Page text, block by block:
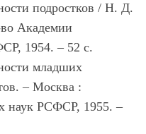
подростков / Н. Д.
Академии
1954. – 52 с.
младших
– Москва :
наук РСФСР, 1955. –